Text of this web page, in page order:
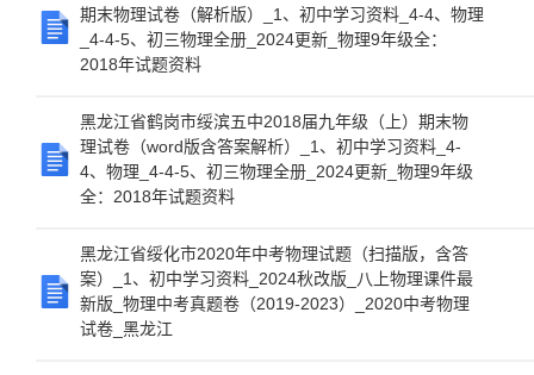
期末物理试卷（解析版）_1、初中学习资料_4-4、物理
_4-4-5、初三物理全册_2024更新_物理9年级全：
2018年试题资料
黑龙江省鹤岗市绥滨五中2018届九年级（上）期末物
理试卷（word版含答案解析）_1、初中学习资料_4-
4、物理_4-4-5、初三物理全册_2024更新_物理9年级
全：2018年试题资料
黑龙江省绥化市2020年中考物理试题（扫描版，含答
案）_1、初中学习资料_2024秋改版_八上物理课件最
新版_物理中考真题卷（2019-2023）_2020中考物理
试卷_黑龙江